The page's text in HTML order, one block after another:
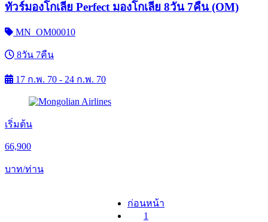
ทัวร์มองโกเลีย Perfect มองโกเลีย 8วัน 7คืน (OM)
MN_OM00010
8วัน 7คืน
17 ก.พ. 70 - 24 ก.พ. 70
เริ่มต้น
66,900
บาท/ท่าน
ก่อนหน้า
1